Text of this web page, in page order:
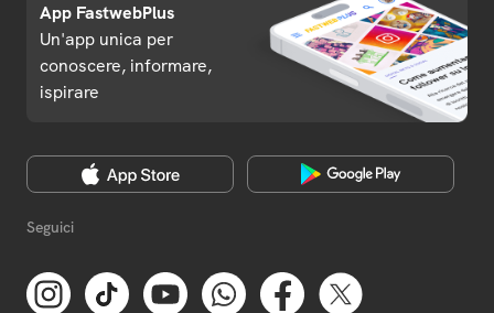
App FastwebPlus
Un'app unica per
conoscere, informare,
ispirare
Seguici